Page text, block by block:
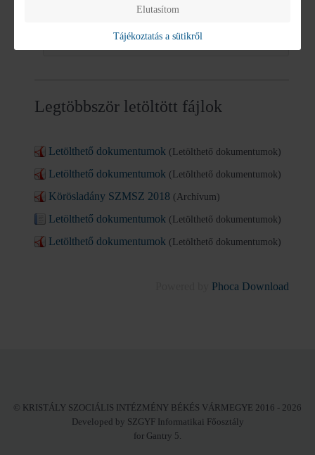
Kategóriák: 0
Legtöbbször letöltött fájlok
Letölthető dokumentumok (Letölthető dokumentumok)
Letölthető dokumentumok (Letölthető dokumentumok)
Körösladány SZMSZ 2018 (Archívum)
Letölthető dokumentumok (Letölthető dokumentumok)
Letölthető dokumentumok (Letölthető dokumentumok)
Phoca Download
© KRISTÁLY SZOCIÁLIS INTÉZMÉNY BÉKÉS VÁRMEGYE 2016 - 2026
Developed by SZGYF Informatikai Főosztály
for Gantry 5.
Elutasítom
Tájékoztatás a sütikről